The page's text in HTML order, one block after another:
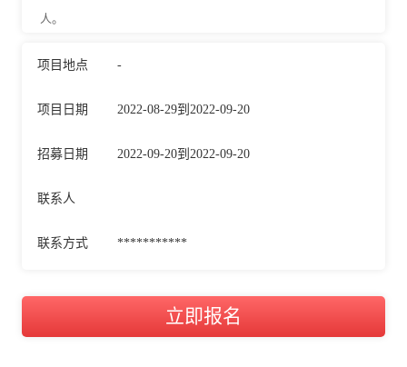
人。
项目地点 -
项目日期 2022-08-29到2022-09-20
招募日期 2022-09-20到2022-09-20
联系人
联系方式 ***********
立即报名